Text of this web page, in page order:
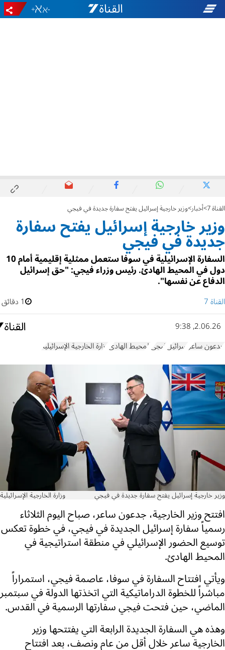
-
+
القناة 7 أخبار وزير خارجية إسرائيل يفتح سفارة جديدة في فيجي
وزير خارجية إسرائيل يفتح سفارة
جديدة في فيجي
السفارة الإسرائيلية في سوفا ستعمل ممثلية إقليمية أمام 10
دول في المحيط الهادئ. رئيس وزراء فيجي: "حق إسرائيل
الدفاع عن نفسها".
القناة 7
1 دقائق
2.06.26, 9:38
جدعون ساعر إسرائيلفيجيالمحيط الهادئ وزارة الخارجية الإسرائيلية
وزير خارجية إسرائيل يفتح سفارة جديدة في فيجي وزارة الخارجية الإسرائيلية
افتتح وزير الخارجية، جدعون ساعر، صباح اليوم الثلاثاء
رسمياً سفارة إسرائيل الجديدة في فيجي، في خطوة تعكس
توسيع الحضور الإسرائيلي في منطقة استراتيجية في
المحيط الهادئ.
ويأتي افتتاح السفارة في سوفا، عاصمة فيجي، استمراراً
مباشراً للخطوة الدراماتيكية التي اتخذتها الدولة في سبتمبر
الماضي، حين فتحت فيجي سفارتها الرسمية في القدس.
وهذه هي السفارة الجديدة الرابعة التي يفتتحها وزير
الخارجية ساعر خلال أقل من عام ونصف، بعد افتتاح